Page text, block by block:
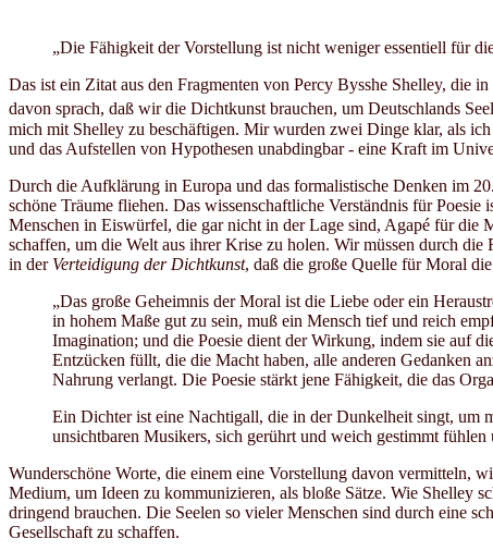
„Die Fähigkeit der Vorstellung ist nicht weniger essentiell für
Das ist ein Zitat aus den Fragmenten von Percy Bysshe Shelley, die
davon sprach, daß wir die Dichtkunst brauchen, um Deutschlands
mich mit Shelley zu beschäftigen. Mir wurden zwei Dinge klar, als
und das Aufstellen von Hypothesen unabdingbar - eine Kraft im
Durch die Aufklärung in Europa und das formalistische Denken im
schöne Träume fliehen. Das wissenschaftliche Verständnis für
Menschen in Eiswürfel, die gar nicht in der Lage sind, Agapé für die
schaffen, um die Welt aus ihrer Krise zu holen. Wir müssen durch
in der Verteidigung der Dichtkunst, daß die große Quelle für Moral
„Das große Geheimnis der Moral ist die Liebe oder ein
in hohem Maße gut zu sein, muß ein Mensch tief und reich
Imagination; und die Poesie dient der Wirkung, indem sie auf
Entzücken füllt, die die Macht haben, alle anderen Gedanken
Nahrung verlangt. Die Poesie stärkt jene Fähigkeit, die das
Ein Dichter ist eine Nachtigall, die in der Dunkelheit singt, um
unsichtbaren Musikers, sich gerührt und weich gestimmt
Wunderschöne Worte, die einem eine Vorstellung davon vermitteln,
Medium, um Ideen zu kommunizieren, als bloße Sätze. Wie Shelley
dringend brauchen. Die Seelen so vieler Menschen sind durch eine
Gesellschaft zu schaffen.